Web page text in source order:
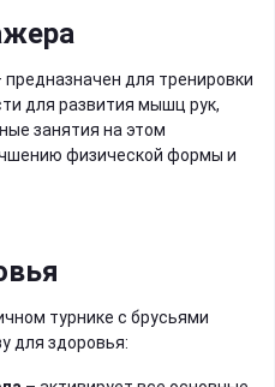
предназначен для тренировки
для развития мышц рук,
занятия на этом
физической формы и
турнике с брусьями
для здоровья: